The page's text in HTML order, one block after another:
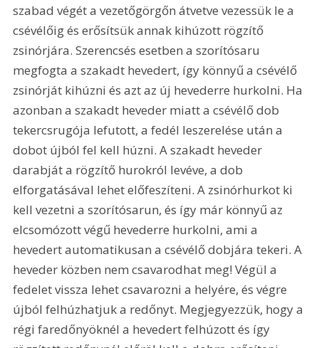
szabad végét a vezetőgörgőn átvetve vezessük le a
csévélőig és erősítsük annak kihúzott rögzítő
zsinórjára. Szerencsés esetben a szorítósaru
megfogta a szakadt hevedert, így könnyű a csévélő
zsinórját kihúzni és azt az új hevederre hurkolni. Ha
azonban a szakadt heveder miatt a csévélő dob
tekercsrugója lefutott, a fedél leszerelése után a
dobot újból fel kell húzni. A szakadt heveder
darabját a rögzítő hurokról levéve, a dob
elforgatásával lehet előfeszíteni. A zsinórhurkot ki
kell vezetni a szorítósarun, és így már könnyű az
elcsomózott végű hevederre hurkolni, ami a
hevedert automatikusan a csévélő dobjára tekeri. A
heveder közben nem csavarodhat meg! Végül a
fedelet vissza lehet csavarozni a helyére, és végre
újból felhúzhatjuk a redőnyt. Megjegyezzük, hogy a
régi faredőnyöknél a hevedert felhúzott és így